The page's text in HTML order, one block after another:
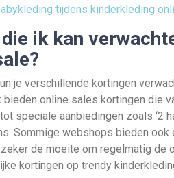
tijdens kinderkleding
ik kan
je verschillende kortingen
online sales kortingen die
speciale aanbiedingen zoals ‘2
Sommige webshops bieden ook
de moeite om regelmatig de
kortingen op trendy